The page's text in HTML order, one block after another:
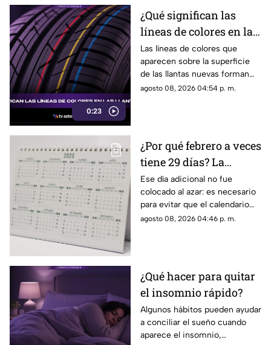
0:23
¿Qué significan las
líneas de colores en las
llantas nuevas?
Las líneas de colores que
aparecen sobre la superficie
de las llantas nuevas forman
parte del proceso de
agosto 08, 2026 04:54 p. m.
¿Por qué febrero a veces
tiene 29 días? La
curiosa razón detrás de
los años bisiestos
Ese día adicional no fue
colocado al azar: es necesario
para evitar que el calendario
pierda sincronía con las
agosto 08, 2026 04:46 p. m.
¿Qué hacer para quitar
el insomnio rápido?
Algunos hábitos pueden ayudar
a conciliar el sueño cuando
aparece el insomnio,